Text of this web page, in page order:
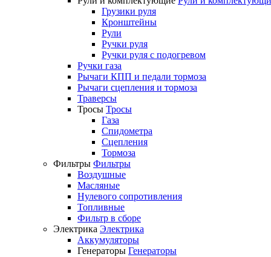
Грузики руля
Кронштейны
Рули
Ручки руля
Ручки руля с подогревом
Ручки газа
Рычаги КПП и педали тормоза
Рычаги сцепления и тормоза
Траверсы
Тросы Тросы
Газа
Спидометра
Сцепления
Тормоза
Фильтры Фильтры
Воздушные
Масляные
Нулевого сопротивления
Топливные
Фильтр в сборе
Электрика Электрика
Аккумуляторы
Генераторы Генераторы